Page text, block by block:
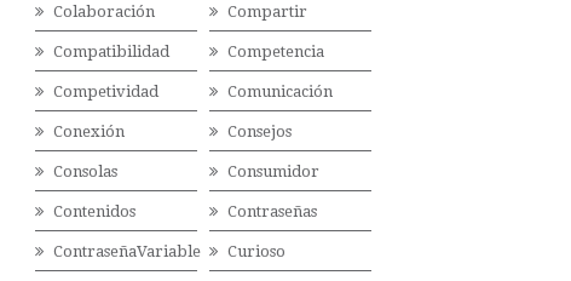
Colaboración Compartir
Compatibilidad Competencia
Competividad Comunicación
Conexión Consejos
Consolas Consumidor
Contenidos Contraseñas
ContraseñaVariable Curioso